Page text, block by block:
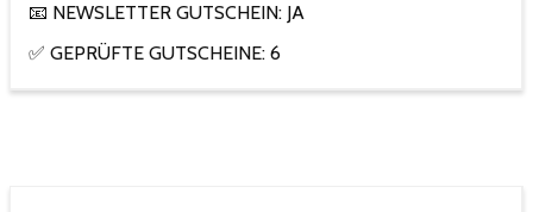
📧 NEWSLETTER GUTSCHEIN: JA
✅ GEPRÜFTE GUTSCHEINE: 6